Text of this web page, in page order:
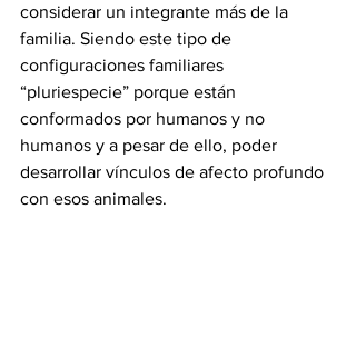
considerar un integrante más de la
familia. Siendo este tipo de
configuraciones familiares
“pluriespecie” porque están
conformados por humanos y no
humanos y a pesar de ello, poder
desarrollar vínculos de afecto profundo
con esos animales.